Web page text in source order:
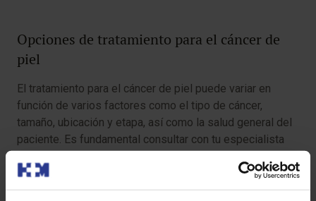
Opciones de tratamiento para el cáncer de
piel
El tratamiento para el cáncer de piel puede variar en
función de varios factores como el tipo de cáncer,
tamaño, ubicación y etapa, así como la salud general del
paciente. Es fundamental consultar con tu especialista
situación.